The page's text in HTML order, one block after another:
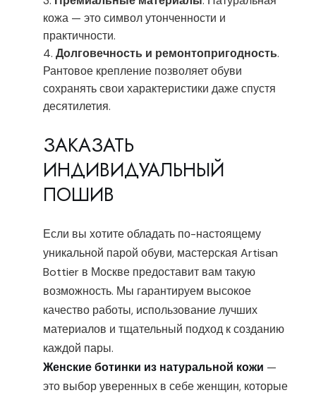
кожа — это символ утонченности и
практичности.
Долговечность и ремонтопригодность.
Рантовое крепление позволяет обуви
сохранять свои характеристики даже спустя
десятилетия.
ЗАКАЗАТЬ
ИНДИВИДУАЛЬНЫЙ
ПОШИВ
Если вы хотите обладать по-настоящему
уникальной парой обуви, мастерская Artisan
Bottier в Москве предоставит вам такую
возможность. Мы гарантируем высокое
качество работы, использование лучших
материалов и тщательный подход к созданию
каждой пары.
Женские ботинки из натуральной кожи —
это выбор уверенных в себе женщин, которые